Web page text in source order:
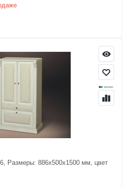
Размеры: 886x500x1500 мм, цвет